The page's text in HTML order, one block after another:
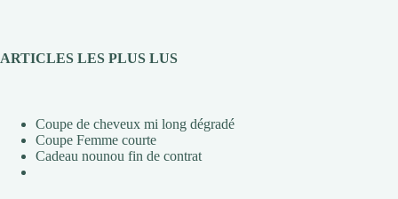
ARTICLES LES PLUS LUS
Coupe de cheveux mi long dégradé
Coupe Femme courte
Cadeau nounou fin de contrat